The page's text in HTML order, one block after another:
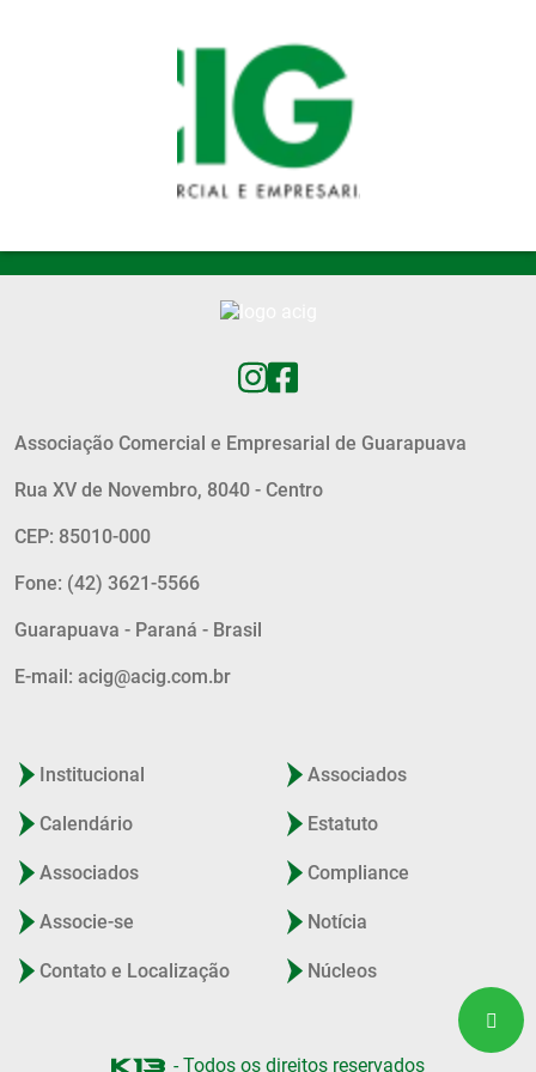
Associação Comercial e Empresarial de Guarapuava
Rua XV de Novembro, 8040 - Centro
CEP: 85010-000
Fone: (42) 3621-5566
Guarapuava - Paraná - Brasil
E-mail: acig@acig.com.br
Institucional
Calendário
Associados
Associe-se
Contato e Localização
Associados
Estatuto
Compliance
Notícia
Núcleos
- Todos os direitos reservados